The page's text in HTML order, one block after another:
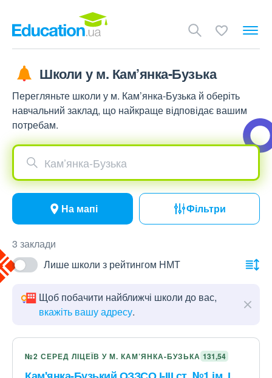
Школи у м. Кам’янка-Бузька
Перегляньте школи у м. Кам’янка-Бузька й оберіть
навчальний заклад, що найкраще відповідає вашим
потребам.
Кам’янка-Бузька
На мапі Фільтри
3 заклади
Лише школи з рейтингом НМТ
Щоб побачити найближчі школи до вас,
вкажіть вашу адресу.
№2 СЕРЕД ЛІЦЕЇВ У М. КАМ’ЯНКА-БУЗЬКА 131,54